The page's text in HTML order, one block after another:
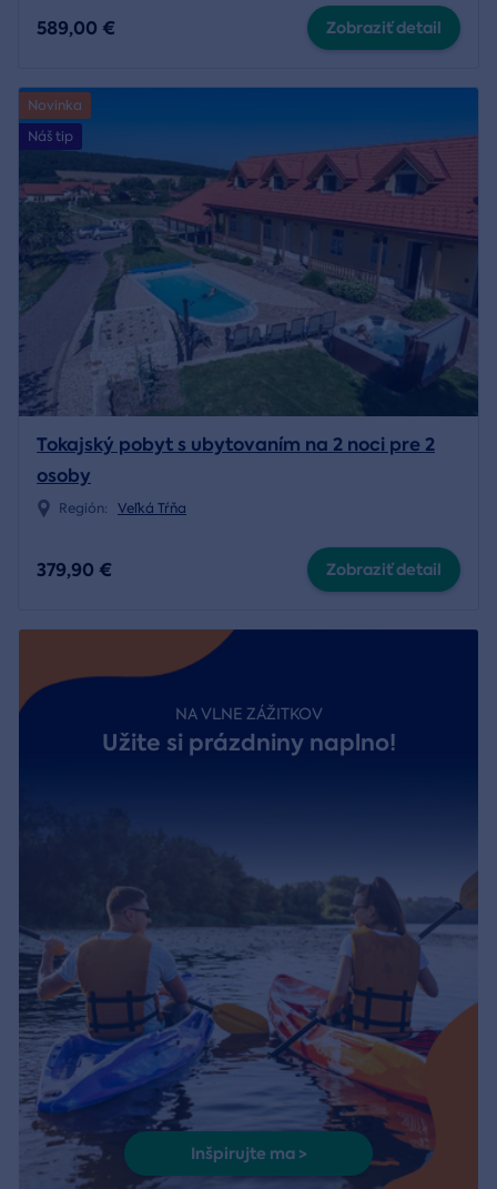
589,00 € Zobraziť detail
Novinka
Náš tip
Tokajský pobyt s ubytovaním na 2 noci pre 2
osoby
Región: Veľká Tŕňa
379,90 € Zobraziť detail
NA VLNE ZÁŽITKOV
Užite si prázdniny naplno!
Inšpirujte ma >